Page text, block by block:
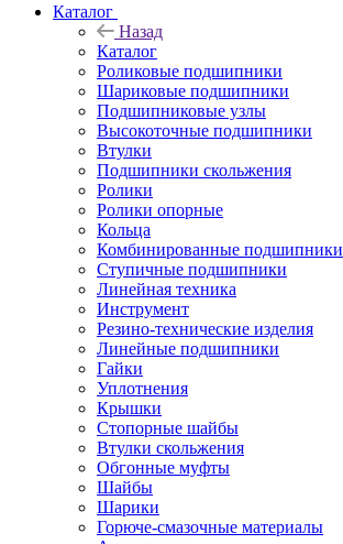
Каталог
Назад
Каталог
Роликовые подшипники
Шариковые подшипники
Подшипниковые узлы
Высокоточные подшипники
Втулки
Подшипники скольжения
Ролики
Ролики опорные
Кольца
Комбинированные подшипники
Ступичные подшипники
Линейная техника
Инструмент
Резино-технические изделия
Линейные подшипники
Гайки
Уплотнения
Крышки
Стопорные шайбы
Втулки скольжения
Обгонные муфты
Шайбы
Шарики
Горюче-смазочные материалы